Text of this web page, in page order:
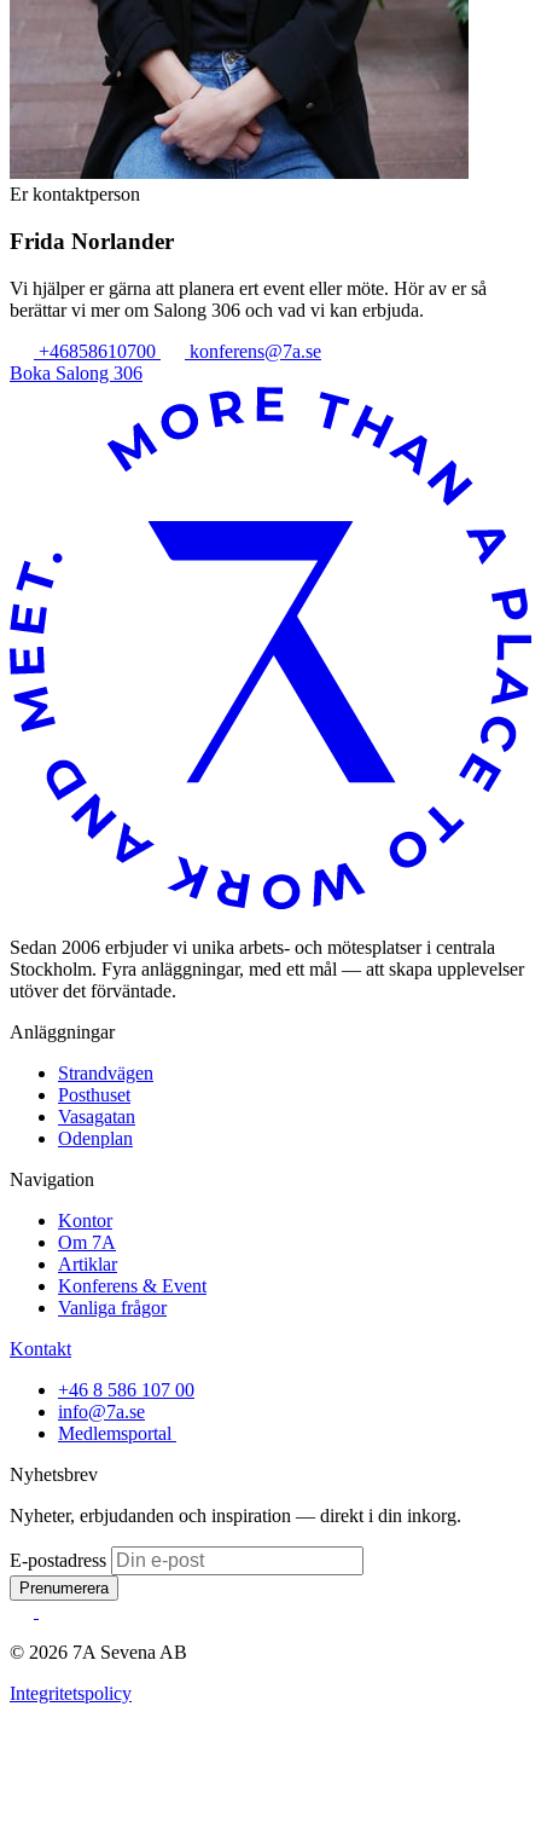
Er kontaktperson
Frida Norlander
Vi hjälper er gärna att planera ert event eller möte. Hör av er så
berättar vi mer om Salong 306 och vad vi kan erbjuda.
+46858610700
konferens@7a.se
Boka Salong 306
Sedan 2006 erbjuder vi unika arbets- och mötesplatser i centrala
Stockholm. Fyra anläggningar, med ett mål — att skapa upplevelser
utöver det förväntade.
Anläggningar
Strandvägen
Posthuset
Vasagatan
Odenplan
Navigation
Kontor
Om 7A
Artiklar
Konferens & Event
Vanliga frågor
Kontakt
+46 8 586 107 00
info@7a.se
Medlemsportal
Nyhetsbrev
Nyheter, erbjudanden och inspiration — direkt i din inkorg.
E-postadress
Prenumerera
© 2026 7A Sevena AB
Integritetspolicy